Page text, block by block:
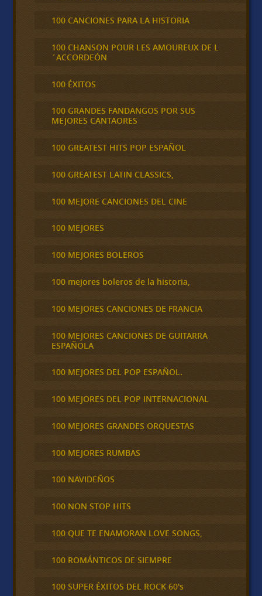
100 CANCIONES PARA LA HISTORIA
100 CHANSON POUR LES AMOUREUX DE L
´ACCORDEÓN
100 ÉXITOS
100 GRANDES FANDANGOS POR SUS
MEJORES CANTAORES
100 GREATEST HITS POP ESPAÑOL
100 GREATEST LATIN CLASSICS,
100 MEJORE CANCIONES DEL CINE
100 MEJORES
100 MEJORES BOLEROS
100 mejores boleros de la historia,
100 MEJORES CANCIONES DE FRANCIA
100 MEJORES CANCIONES DE GUITARRA
ESPAÑOLA
100 MEJORES DEL POP ESPAÑOL.
100 MEJORES DEL POP INTERNACIONAL
100 MEJORES GRANDES ORQUESTAS
100 MEJORES RUMBAS
100 NAVIDEÑOS
100 NON STOP HITS
100 QUE TE ENAMORAN LOVE SONGS,
100 ROMÁNTICOS DE SIEMPRE
100 SUPER ÉXITOS DEL ROCK 60's